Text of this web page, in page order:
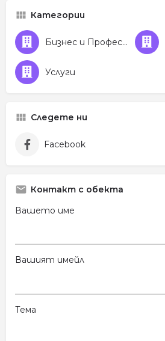
Категории
Бизнес и Професионални услуги
Услуги
Следете ни
Facebook
Контакт с обекта
Вашето име
Вашият имейл
Тема